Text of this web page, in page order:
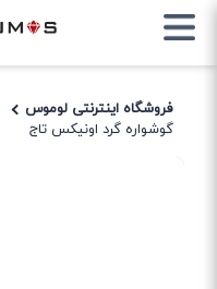
فروشگاه اینترنتی لوموس
گوشواره گرد اونیکس تاج